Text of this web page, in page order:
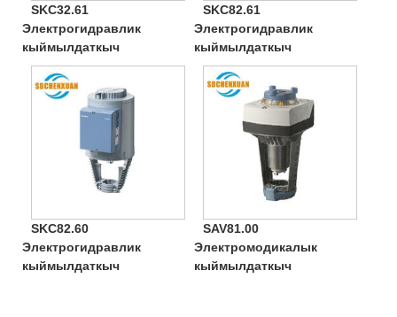
SKC32.61
Электрогидравлик
кыймылдаткыч
SKC82.61
Электрогидравлик
кыймылдаткыч
SKC82.60
Электрогидравлик
кыймылдаткыч
SAV81.00
Электромодикалык
кыймылдаткыч